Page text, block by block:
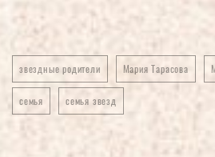
звездные родители Мария Тарасова
семья семья звезд